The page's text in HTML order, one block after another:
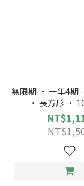
無限期 · 一年4期
· 長方形 ·